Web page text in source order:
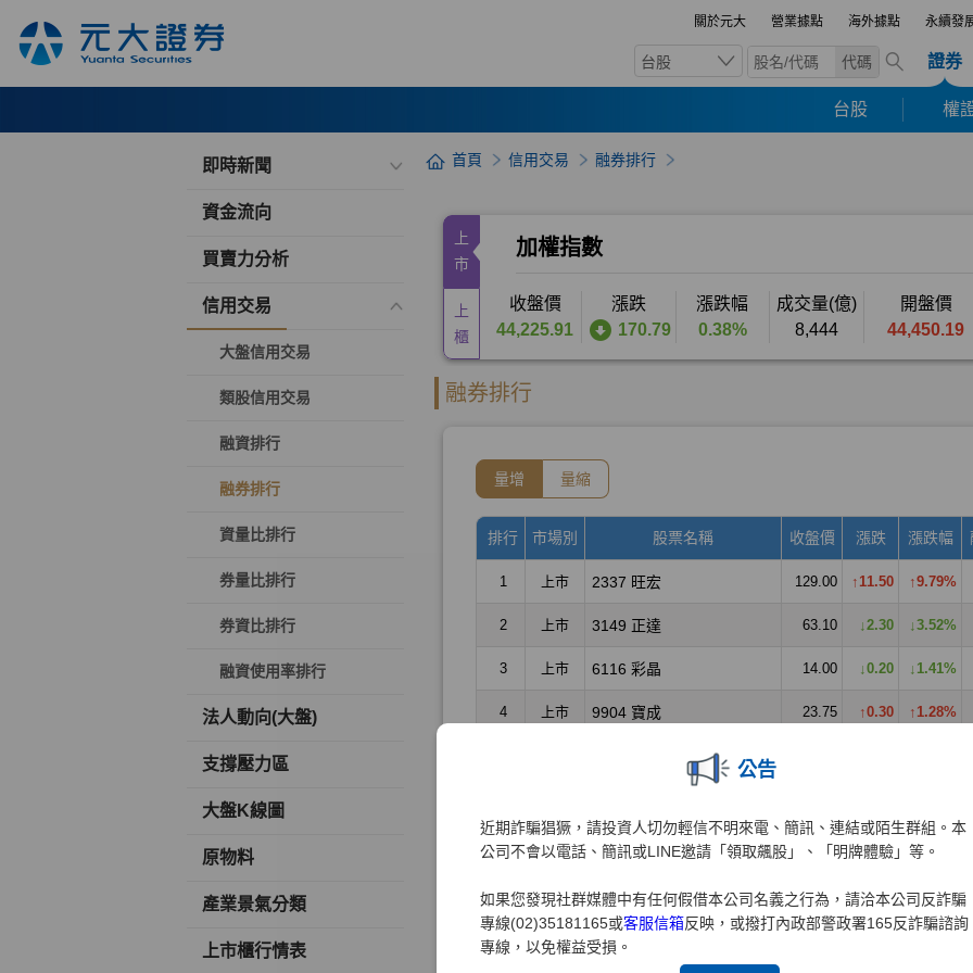
關於元大 營業據點 海外據點 永續發
台股 代碼 證券
台股 權
公告
近期詐騙猖獗，請投資人切勿輕信不明來電、簡訊、連結或陌生群組。本
公司不會以電話、簡訊或LINE邀請「領取飆股」、「明牌體驗」等。
如果您發現社群媒體中有任何假借本公司名義之行為，請洽本公司反詐騙
專線(02)35181165或客服信箱反映，或撥打內政部警政署165反詐騙諮詢
專線，以免權益受損。
即時新聞
資金流向
買賣力分析
信用交易
大盤信用交易
類股信用交易
融資排行
融券排行
資量比排行
券量比排行
券資比排行
融資使用率排行
法人動向(大盤)
支撐壓力區
大盤K線圖
原物料
產業景氣分類
上市櫃行情表
首頁 信用交易 融券排行